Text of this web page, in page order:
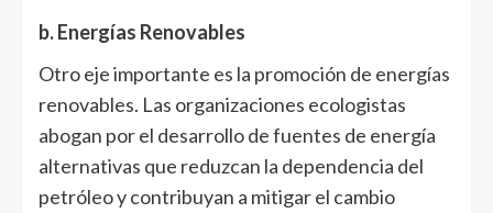
b. Energías Renovables
Otro eje importante es la promoción de energías
renovables. Las organizaciones ecologistas
abogan por el desarrollo de fuentes de energía
alternativas que reduzcan la dependencia del
petróleo y contribuyan a mitigar el cambio